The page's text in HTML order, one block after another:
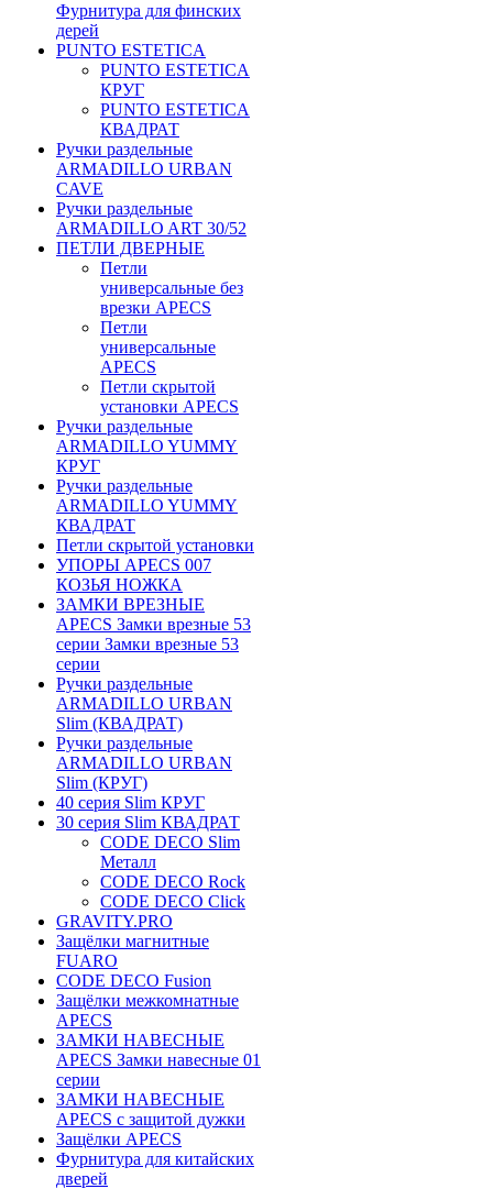
Фурнитура для финских
дерей
PUNTO ESTETICA
PUNTO ESTETICA
КРУГ
PUNTO ESTETICA
КВАДРАТ
Ручки раздельные
ARMADILLO URBAN
CAVE
Ручки раздельные
ARMADILLO ART 30/52
ПЕТЛИ ДВЕРНЫЕ
Петли
универсальные без
врезки APECS
Петли
универсальные
APECS
Петли скрытой
установки APECS
Ручки раздельные
ARMADILLO YUMMY
КРУГ
Ручки раздельные
ARMADILLO YUMMY
КВАДРАТ
Петли скрытой установки
УПОРЫ APECS 007
КОЗЬЯ НОЖКА
ЗАМКИ ВРЕЗНЫЕ
APECS Замки врезные 53
серии Замки врезные 53
серии
Ручки раздельные
ARMADILLO URBAN
Slim (КВАДРАТ)
Ручки раздельные
ARMADILLO URBAN
Slim (КРУГ)
40 серия Slim КРУГ
30 серия Slim КВАДРАТ
CODE DECO Slim
Металл
CODE DECO Rock
CODE DECO Click
GRAVITY.PRO
Защёлки магнитные
FUARO
CODE DECO Fusion
Защёлки межкомнатные
APECS
ЗАМКИ НАВЕСНЫЕ
APECS Замки навесные 01
серии
ЗАМКИ НАВЕСНЫЕ
APECS с защитой дужки
Защёлки APECS
Фурнитура для китайских
дверей